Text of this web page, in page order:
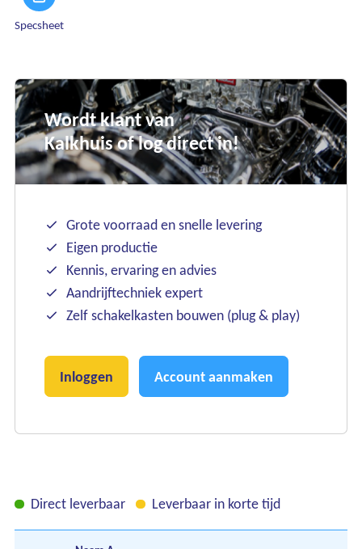
Ons assortiment
Onze merken
Over Kalkhuis
Specsheet
Wordt klant van
Kalkhuis of log direct in!
Grote voorraad en snelle levering
Eigen productie
Kennis, ervaring en advies
Aandrijftechniek expert
Zelf schakelkasten bouwen (plug & play)
Inloggen Account aanmaken
Direct leverbaar Leverbaar in korte tijd